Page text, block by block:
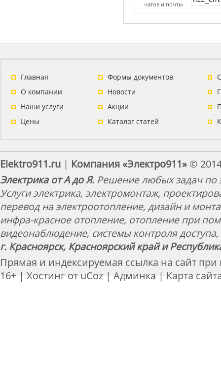
чатов и почты
Главная
О компании
Наши услуги
Цены
Формы документов
Новости
Акции
Каталог статей
Elektro911.ru | Компания «Электро911» ©
Электрика от А до Я. Решение любых задач по
Услуги электрика, электромонтаж,
перевод на электроотопление, дизайн и
инфра-красное отопление, отопление при
видеонаблюдение, системы контроля
г. Красноярск, Красноярский край и
Прямая и индексируемая ссылка на сайт
16+ | Хостинг от uCoz | Админка | Карта